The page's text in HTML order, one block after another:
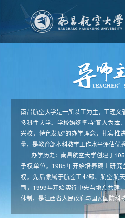
南昌航空大学是一所以工为主，工理文
多科性大学。学校始终坚持“育人为本
兴校，特色发展”的办学理念，扎实推
量，是教育部本科教学工作水平评估优秀
办学历史：南昌航空大学创建于
予权单位。1985年开始培养硕士研
权。先后隶属于航空工业部、航空航
司，1999年开始实行中央与地方共建
体制，是江西省人民政府与国家国防科